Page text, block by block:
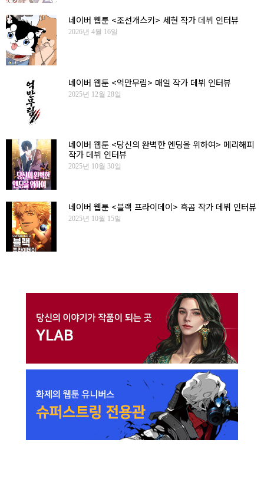
네이버 웹툰 <조선개스키> 세현 작가 데뷔 인터뷰
2026년 4월 16일
네이버 웹툰 <억만무림> 매일 작가 데뷔 인터뷰
2025년 12월 28일
네이버 웹툰 <당신의 완벽한 엔딩을 위하여> 메리해피
작가 데뷔 인터뷰
2025년 10월 30일
네이버 웹툰 <블랙 프라이데이> 흑곰 작가 데뷔 인터뷰
2025년 10월 15일